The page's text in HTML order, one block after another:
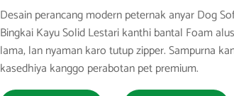
Desain perancang modern peternak anyar Dog
Bingkai Kayu Solid Lestari kanthi bantal Foam
lama, lan nyaman karo tutup zipper. Sampurna
kasedhiya kanggo perabotan pet premium.